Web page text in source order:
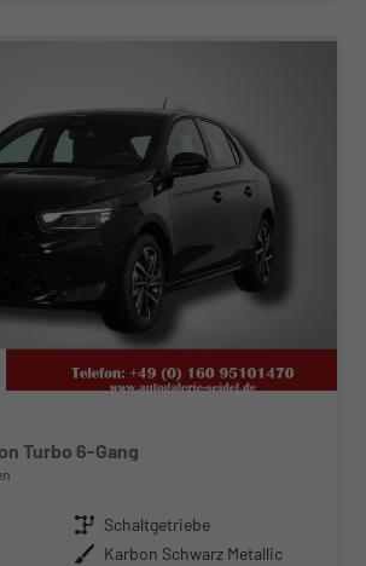
Turbo 6-Gang
Getriebe Schaltgetriebe
Außenfarbe Karbon Schwarz Metallic